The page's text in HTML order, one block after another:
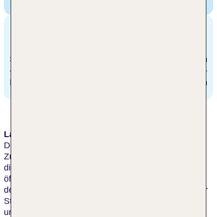
200 m
104.2 km
Lage & Umgebung
Das Hotel befindet sich in einer eleganten Gegend.
Zu Fuß sind der Heldenplatz, die Andrássy-Straße,
die Széchenyi-Bäder, der Stadtpark und die
öffentlichen Verkehrsmittel bequem zu erreichen,
dennoch liegt das Hotel abgeschieden vom Lärm der
Stadt. Der Flughafen Budapest ist mit dem Auto in
ungefähr 20 min zu erreichen.